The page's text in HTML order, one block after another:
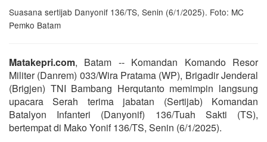
Suasana sertijab Danyonif 136/TS, Senin (6/1/2025). Foto: MC
Pemko Batam
Matakepri.com, Batam -- Komandan Komando Resor
Militer (Danrem) 033/Wira Pratama (WP), Brigadir Jenderal
(Brigjen) TNI Bambang Herqutanto memimpin langsung
upacara Serah terima jabatan (Sertijab) Komandan
Batalyon Infanteri (Danyonif) 136/Tuah Sakti (TS),
bertempat di Mako Yonif 136/TS, Senin (6/1/2025).